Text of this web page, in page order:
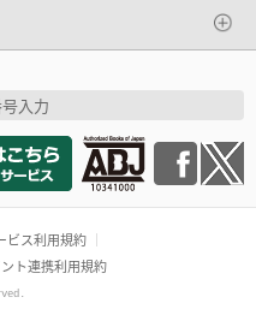
入力
ビス利用規約
ト連携利用規約